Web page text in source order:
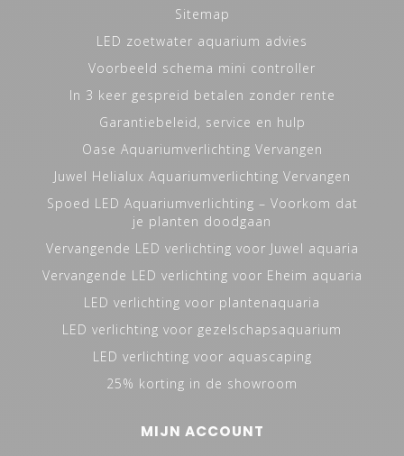
Sitemap
LED zoetwater aquarium advies
Voorbeeld schema mini controller
In 3 keer gespreid betalen zonder rente
Garantiebeleid, service en hulp
Oase Aquariumverlichting Vervangen
Juwel Helialux Aquariumverlichting Vervangen
Spoed LED Aquariumverlichting – Voorkom dat
je planten doodgaan
Vervangende LED verlichting voor Juwel aquaria
Vervangende LED verlichting voor Eheim aquaria
LED verlichting voor plantenaquaria
LED verlichting voor gezelschapsaquarium
LED verlichting voor aquascaping
25% korting in de showroom
MIJN ACCOUNT